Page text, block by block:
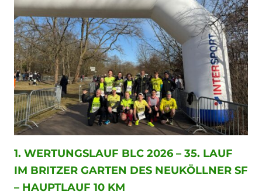
1. WERTUNGSLAUF BLC 2026 – 35. LAUF
IM BRITZER GARTEN DES NEUKÖLLNER SF
– HAUPTLAUF 10 KM